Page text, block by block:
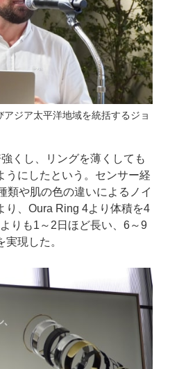
ジア太平洋地域を統括するジョ
くし、リングを薄くしても
うにしたという。センサー経
類や肌の色の違いによるノイ
り、Oura Ring 4より体積を4
りも1～2日ほど長い、6～9
現した。